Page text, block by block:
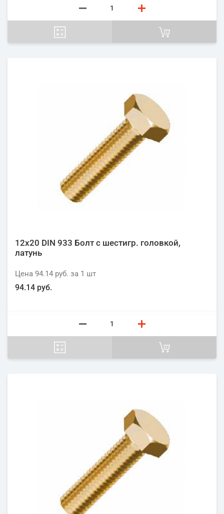
12х20 DIN 933 Болт с шестигр. головкой,
латунь
Цена 94.14 руб. за 1 шт
94.14 руб.